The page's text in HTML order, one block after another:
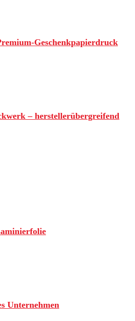
Geschenkpapierdruck
– herstellerübergreifend
Unternehmen